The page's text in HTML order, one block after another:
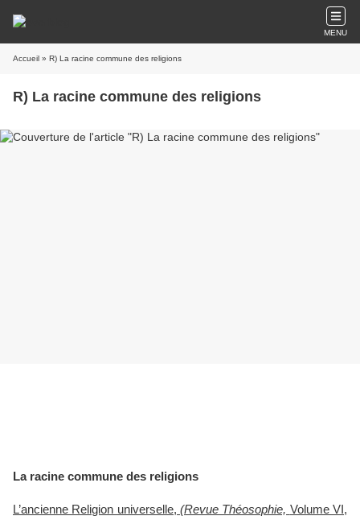
MENU
Accueil » R) La racine commune des religions
R) La racine commune des religions
La racine commune des religions
L’ancienne Religion universelle, (Revue Théosophie, Volume VI,